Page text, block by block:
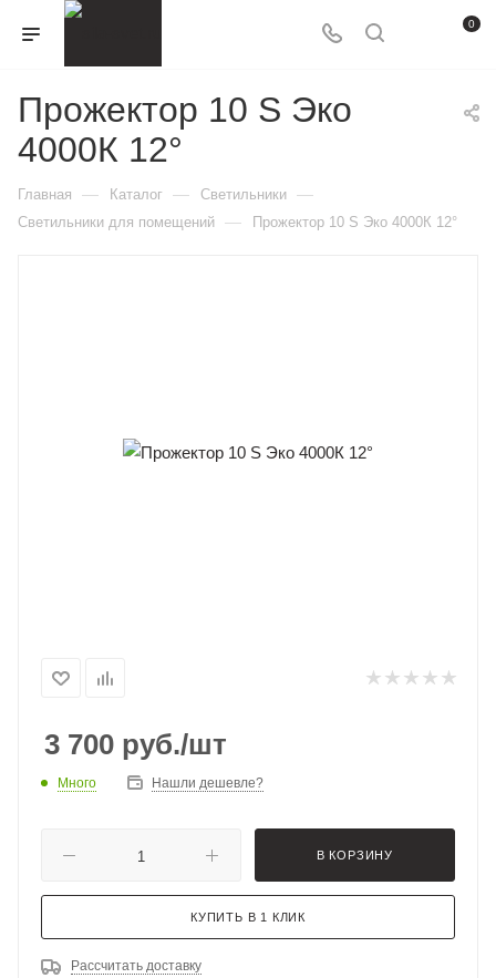
0
Прожектор 10 S Эко
4000К 12°
Главная — Каталог — Светильники —
Светильники для помещений — Прожектор 10 S Эко 4000К 12°
3 700 руб./шт
Много Нашли дешевле?
В КОРЗИНУ
КУПИТЬ В 1 КЛИК
Рассчитать доставку